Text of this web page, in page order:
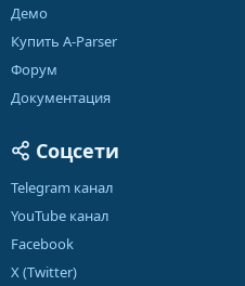
Демо
Купить A-Parser
Форум
Документация
Соцсети
Telegram канал
YouTube канал
Facebook
X (Twitter)